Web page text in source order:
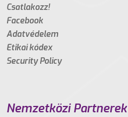
Csatlakozz!
Facebook
Adatvédelem
Etikai kódex
Security Policy
Nemzetközi Partnerek